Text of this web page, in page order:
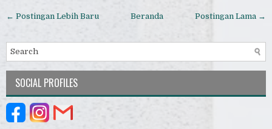
← Postingan Lebih Baru Postingan Lama →
Beranda
SOCIAL PROFILES